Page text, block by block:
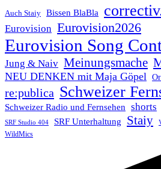
Auch Staiy Bissen BlaBla
Eurovision Eurovision2026
Eurovision Song
Jung & Naiv Meinungsmache
NEU DENKEN mit Maja Göpel
re:publica Schweizer
Schweizer Radio und Fernsehen shorts
SRF Studio 404 SRF Unterhaltung Staiy
WildMics